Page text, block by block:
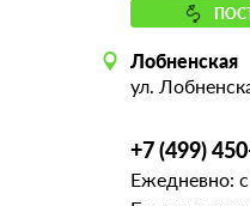
Лобненская
ул.
+7 (499)
Ежедневно: